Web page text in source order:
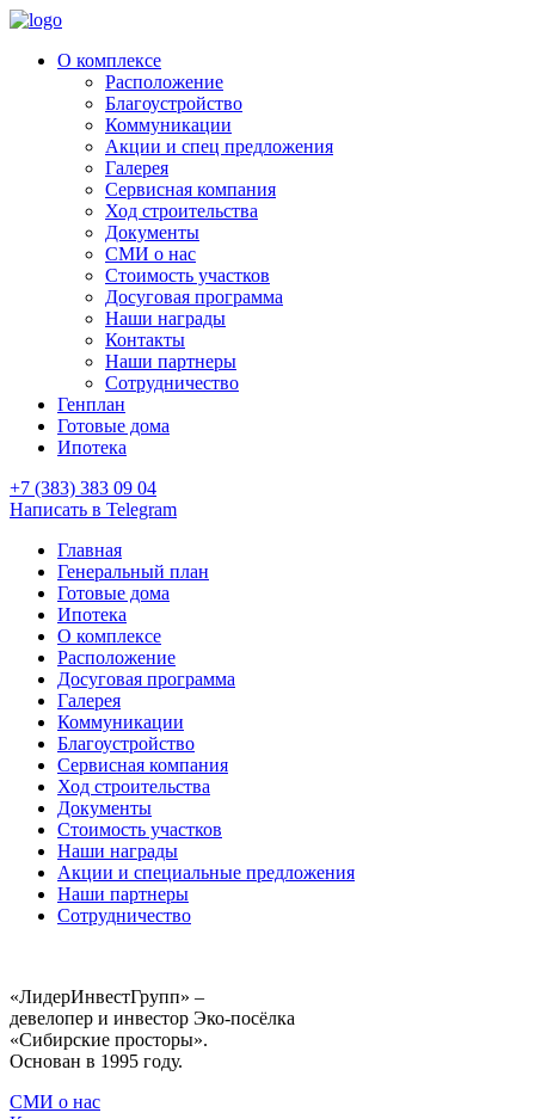
О комплексе
Расположение
Благоустройство
Коммуникации
Акции и спец предложения
Галерея
Сервисная компания
Ход строительства
Документы
СМИ о нас
Стоимость участков
Досуговая программа
Наши награды
Контакты
Наши партнеры
Сотрудничество
Генплан
Готовые дома
Ипотека
+7 (383) 383 09 04
Написать в Telegram
Главная
Генеральный план
Готовые дома
Ипотека
О комплексе
Расположение
Досуговая программа
Галерея
Коммуникации
Благоустройство
Сервисная компания
Ход строительства
Документы
Стоимость участков
Наши награды
Акции и специальные предложения
Наши партнеры
Сотрудничество
«ЛидерИнвестГрупп» –
девелопер и инвестор Эко-посёлка
«Сибирские просторы».
Основан в 1995 году.
СМИ о нас